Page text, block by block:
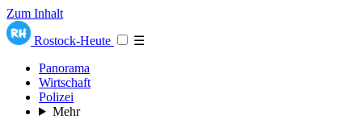
Zum Inhalt
Rostock-Heute
☰
Panorama
Wirtschaft
Polizei
Mehr